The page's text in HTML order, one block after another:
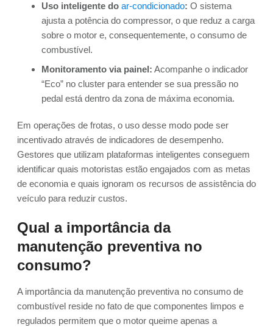
Uso inteligente do ar-condicionado: O sistema
ajusta a potência do compressor, o que reduz a carga
sobre o motor e, consequentemente, o consumo de
combustível.
Monitoramento via painel: Acompanhe o indicador
“Eco” no cluster para entender se sua pressão no
pedal está dentro da zona de máxima economia.
Em operações de frotas, o uso desse modo pode ser
incentivado através de indicadores de desempenho.
Gestores que utilizam plataformas inteligentes conseguem
identificar quais motoristas estão engajados com as metas
de economia e quais ignoram os recursos de assistência do
veículo para reduzir custos.
Qual a importância da
manutenção preventiva no
consumo?
A importância da manutenção preventiva no consumo de
combustível reside no fato de que componentes limpos e
regulados permitem que o motor queime apenas a